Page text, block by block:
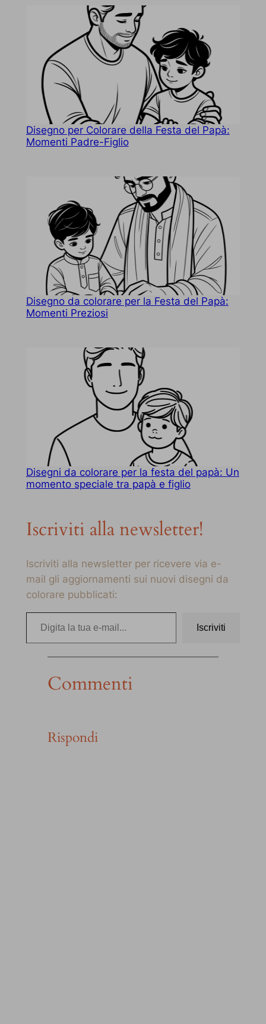
Disegno per Colorare della Festa del Papà:
Momenti Padre-Figlio
Disegno da colorare per la Festa del Papà:
Momenti Preziosi
Disegni da colorare per la festa del papà: Un
momento speciale tra papà e figlio
Iscriviti alla newsletter!
Iscriviti alla newsletter per ricevere via e-
mail gli aggiornamenti sui nuovi disegni da
colorare pubblicati:
Digita la tua e-mail…
Iscriviti
Commenti
Rispondi